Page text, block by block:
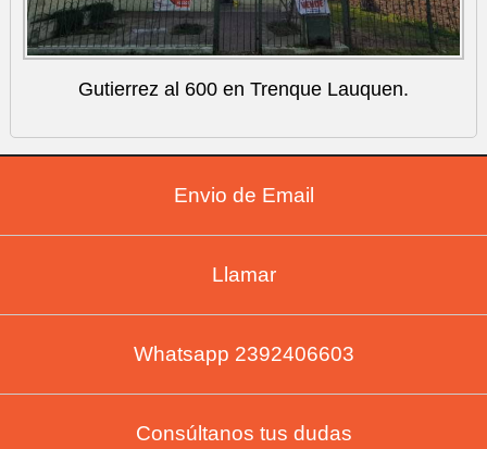
Gutierrez al 600 en Trenque Lauquen.
Envio de Email
Llamar
Whatsapp 2392406603
Consúltanos tus dudas